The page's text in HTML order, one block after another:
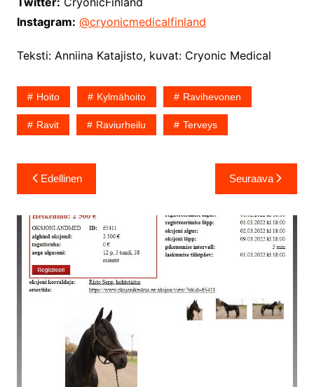
Instagram: @cryonicmedicalfinland
Teksti: Anniina Katajisto, kuvat: Cryonic Medical
Hoito Kylmähoito Ravihevonen
Ravit Raviurheilu Terveys
Artikkelien
selaus
Edellinen Seuraava